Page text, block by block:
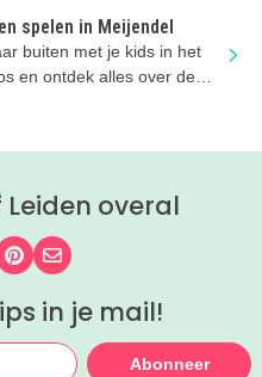
spelen in Meijendel
buiten met je kids in het
en ontdek alles over de
overal
op Facebook
ons op Instagram
Volg ons op Pinterest
Mail ons
in je mail!
Abonneer